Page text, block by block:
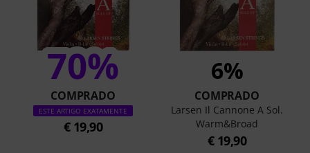
70%
COMPRADO
ESTE ARTIGO EXATAMENTE
€ 19,90
6%
COMPRADO
Larsen Il Cannone A Sol.
Warm&Broad
€ 19,90